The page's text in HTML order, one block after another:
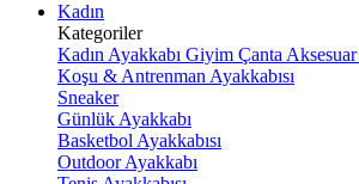
Kadın
Kategoriler
Kadın Ayakkabı Giyim Çanta Aksesuar
Koşu & Antrenman Ayakkabısı
Sneaker
Günlük Ayakkabı
Basketbol Ayakkabısı
Outdoor Ayakkabı